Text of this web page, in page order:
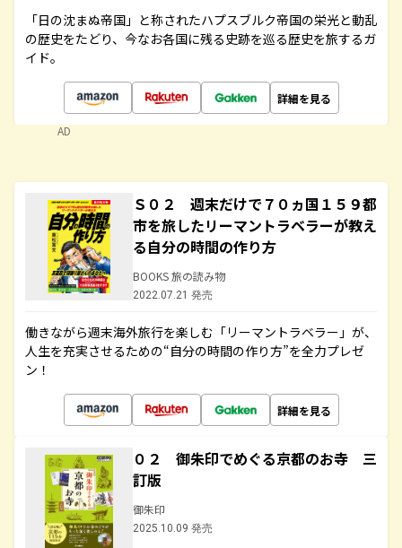
「日の沈まぬ帝国」と称されたハプスブルク帝国の栄光と動乱
の歴史をたどり、今なお各国に残る史跡を巡る歴史を旅するガ
イド。
詳細を見る
AD
Ｓ０２ 週末だけで７０ヵ国１５９都
市を旅したリーマントラベラーが教え
る自分の時間の作り方
BOOKS 旅の読み物
2022.07.21 発売
働きながら週末海外旅行を楽しむ「リーマントラベラー」が、
人生を充実させるための“自分の時間の作り方”を全力プレゼ
ン！
詳細を見る
０２ 御朱印でめぐる京都のお寺 三
訂版
御朱印
2025.10.09 発売